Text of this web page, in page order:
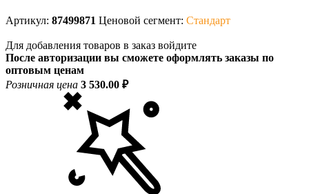
Артикул: 87499871 Ценовой сегмент: Стандарт
Для добавления товаров в заказ войдите
После авторизации вы сможете оформлять заказы по
оптовым ценам
Розничная цена 3 530.00 ₽